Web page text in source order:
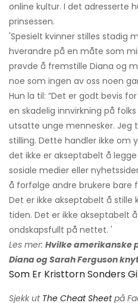
online kultur. I det adresserte
prinsessen.
'Spesielt kvinner stilles stadig
hverandre på en måte som
prøvde å fremstille Diana og
noe som ingen av oss noen
Hun la til: ”Det er godt bevis
en skadelig innvirkning på
utsatte unge mennesker. Jeg
stilling. Dette handler ikke om
det ikke er akseptabelt å
sosiale medier eller
å forfølge andre brukere bare
Det er ikke akseptabelt å
tiden. Det er ikke akseptabelt
ondskapsfullt på nettet. '
Les mer: Hvilke amerikanske
Diana og Sarah Ferguson
Som Er Kristtorn Sonders
Sjekk ut The Cheat Sheet på